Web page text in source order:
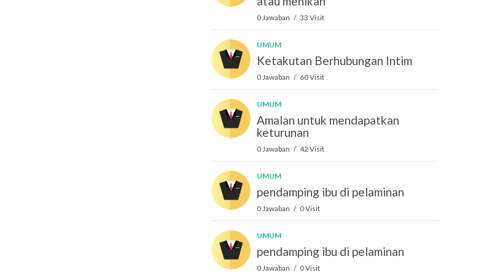
0 Jawaban / 33 Visit
UMUM
Ketakutan Berhubungan Intim
0 Jawaban / 60 Visit
UMUM
Amalan untuk mendapatkan
keturunan
0 Jawaban / 42 Visit
UMUM
pendamping ibu di pelaminan
0 Jawaban / 0 Visit
UMUM
pendamping ibu di pelaminan
0 Jawaban / 0 Visit